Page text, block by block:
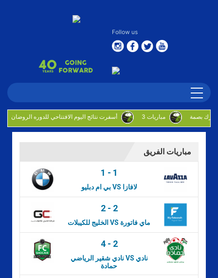
Follow us
أسفرت نتائج اليوم الافتتاحي للدوره الروضان 3 مباريات
مباريات الفريق
1 - 1
بي ام دبليو VS لافازا
2- 2
الخليج للكيبلات VS ماي فاتورة
4- 2
نادي شقير الرياضي VS نادي
حمادة